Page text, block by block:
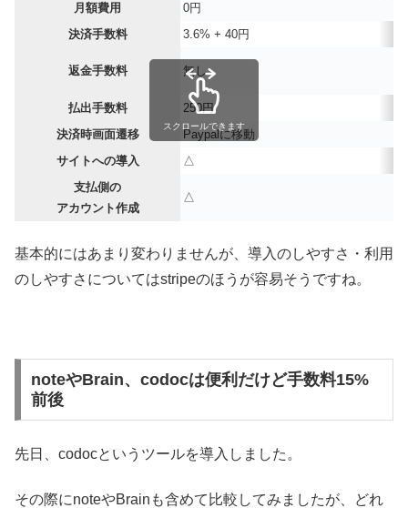
月額費用
0円
決済手数料
3.6% + 40円
返金手数料 無し
払出手数料
250円
決済時画面遷移
Paypalに移動
サイトへの導入
△
支払側の
アカウント作成
△
スクロールできます
基本的にはあまり変わりませんが、導入のしやすさ・利用
のしやすさについてはstripeのほうが容易そうですね。
noteやBrain、codocは便利だけど手数料15%
前後
先日、codocというツールを導入しました。
その際にnoteやBrainも含めて比較してみましたが、どれ